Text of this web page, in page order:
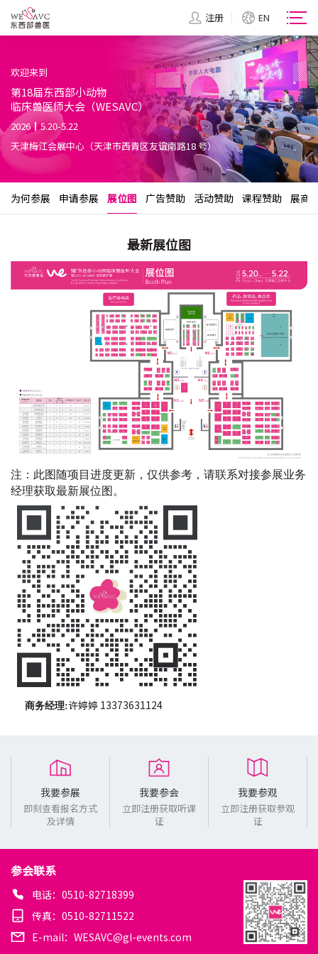
注册 EN
欢迎来到
第18届东西部小动物
临床兽医师大会（WESAVC）
2026
5.20-5.22
天津梅江会展中心（天津市西青区友谊南路18 号）
为何参展 申请参展 展位图 广告赞助 活动赞助 课程赞助 展商
最新展位图
注：此图随项目进度更新，仅供参考，请联系对接参展业务
经理获取最新展位图。
商务经理:许婷婷 13373631124
我要参展
即刻查看报名方式
及详情
我要参会
立即注册获取听课
证
我要参观
立即注册获取参观
证
参会联系
电话：0510-82718399
传真：0510-82711522
E-mail：WESAVC@gl-events.com